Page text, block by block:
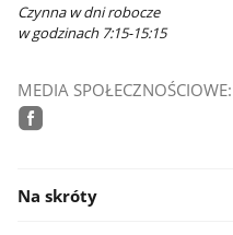
Czynna w dni robocze
w godzinach 7:15-15:15
MEDIA SPOŁECZNOŚCIOWE:
Na skróty